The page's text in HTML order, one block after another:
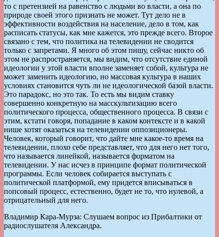
то с претензией на равенство с людьми во власти, а она по
природе своей этого признать не может. Тут дело не в
эффективности воздействия на население, дело в том, как
расписать статусы, как мне кажется, это прежде всего. Второе
связано с тем, что политика на телевидении не сводится
только с запретами. Я много об этом пишу, сейчас никто об
этом не распространяется, мы видим, что отсутствие единой
идеологии у этой власти вполне заменяет собой, культура не
может заменить идеологию, но массовая культура в наших
условиях становится чуть ли не идеологической базой власти.
Это парадокс, но это так. То есть мы видим ставку
совершенно конкретную на масскультизацию всего
политического процесса, общественного процесса. В связи с
этим, кстати говоря, попадание в каком контексте и в какой
нише хотят оказаться на телевидении оппозиционеры.
Человек, который говорит, что дайте мне какое-то время на
телевидении, плохо себе представляет, что для него нет того,
что называется линейкой, называется форматом на
телевидении. У нас исчез в принципе формат политической
программы. Если человек собирается выступать с
политической платформой, ему придется вписываться в
попсовый процесс, естественно, будет не то, что нулевой, а
отрицательный для него.
Владимир Кара-Мурза: Слушаем вопрос из Прибалтики от
радиослушателя Александра.